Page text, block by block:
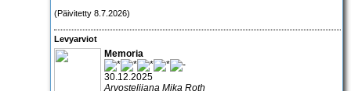
(Päivitetty 8.7.2026)
Levyarviot
Memoria
30.12.2025
Arvostelijana Mika Roth